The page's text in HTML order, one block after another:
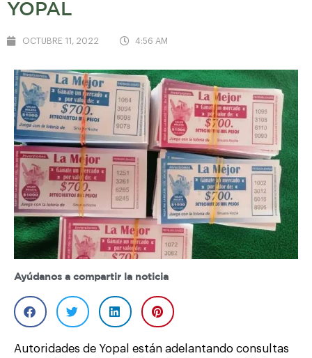
YOPAL
OCTUBRE 11, 2022 4:56 AM
Ayúdanos a compartir la noticia
Autoridades de Yopal están adelantando consultas